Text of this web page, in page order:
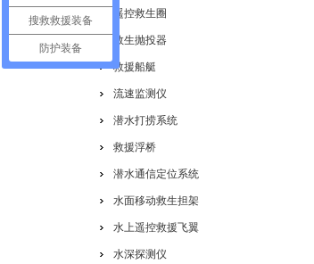
遥控救生圈
救生抛投器
救援船艇
流速监测仪
潜水打捞系统
救援浮桥
潜水通信定位系统
水面移动救生担架
水上遥控救援飞翼
水深探测仪
搜救救援装备
防护装备